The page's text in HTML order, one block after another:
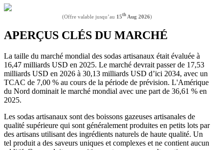
(Offre valable jusqu’au 15th Aug 2026)
APERÇUS CLÉS DU MARCHÉ
La taille du marché mondial des sodas artisanaux était évaluée à
16,47 milliards USD en 2025. Le marché devrait passer de 17,53
milliards USD en 2026 à 30,13 milliards USD d’ici 2034, avec un
TCAC de 7,00 % au cours de la période de prévision. L'Amérique
du Nord dominait le marché mondial avec une part de 36,61 % en
2025.
Les sodas artisanaux sont des boissons gazeuses artisanales de
qualité supérieure qui sont généralement produites en petits lots par
des artisans utilisant des ingrédients naturels de haute qualité. Un
tel produit a des saveurs uniques et complexes et ne contient aucun